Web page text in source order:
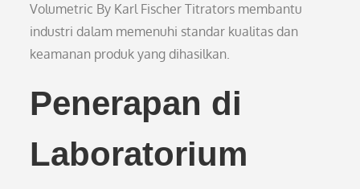
Volumetric By Karl Fischer Titrators membantu
industri dalam memenuhi standar kualitas dan
keamanan produk yang dihasilkan.
Penerapan di
Laboratorium